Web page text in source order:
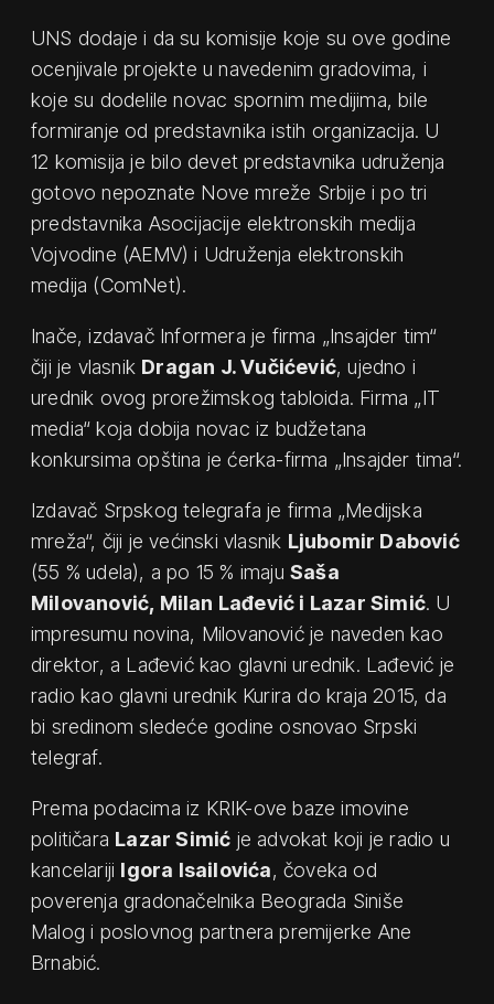
UNS dodaje i da su komisije koje su ove godine
ocenjivale projekte u navedenim gradovima, i
koje su dodelile novac spornim medijima, bile
formiranje od predstavnika istih organizacija. U
12 komisija je bilo devet predstavnika udruženja
gotovo nepoznate Nove mreže Srbije i po tri
predstavnika Asocijacije elektronskih medija
Vojvodine (AEMV) i Udruženja elektronskih
medija (ComNet).
Inače, izdavač Informera je firma „Insajder tim“
čiji je vlasnik Dragan J. Vučićević, ujedno i
urednik ovog prorežimskog tabloida. Firma „IT
media“ koja dobija novac iz budžetana
konkursima opština je ćerka-firma „Insajder tima“.
Izdavač Srpskog telegrafa je firma „Medijska
mreža“, čiji je većinski vlasnik Ljubomir Dabović
(55 % udela), a po 15 % imaju Saša
Milovanović, Milan Lađević i Lazar Simić. U
impresumu novina, Milovanović je naveden kao
direktor, a Lađević kao glavni urednik. Lađević je
radio kao glavni urednik Kurira do kraja 2015, da
bi sredinom sledeće godine osnovao Srpski
telegraf.
Prema podacima iz KRIK-ove baze imovine
političara Lazar Simić je advokat koji je radio u
kancelariji Igora Isailovića, čoveka od
poverenja gradonačelnika Beograda Siniše
Malog i poslovnog partnera premijerke Ane
Brnabić.